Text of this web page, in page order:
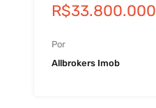
R$33.800.000
Por
Allbrokers Imob